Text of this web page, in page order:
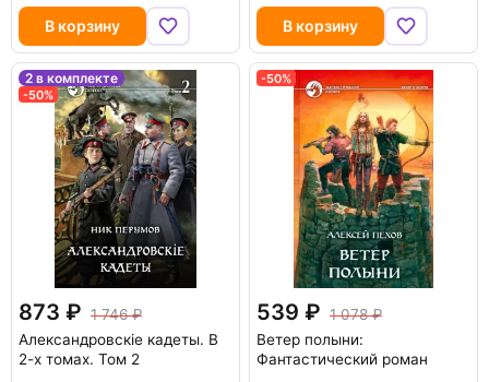
В корзину В корзину
2 в комплекте
-50%
873
1 746
Александровскiе кадеты. В
2-х томах. Том 2
-50%
539
1 078
Ветер полыни:
Фантастический роман